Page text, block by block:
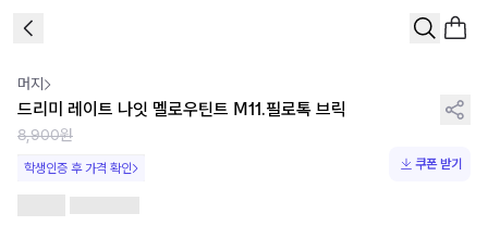
머지
드리미 레이트 나잇 멜로우틴트 M11.필로톡 브릭
8,900원
학생인증 후 가격 확인 쿠폰 받기